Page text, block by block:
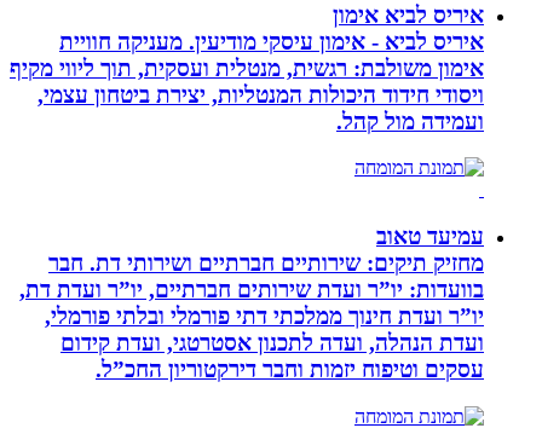
איריס לביא אימון
איריס לביא - אימון עיסקי מודיעין. מעניקה חוויית
אימון משולבת: רגשית, מנטלית ועסקית, תוך ליווי מקיף
ויסודי חידוד היכולות המנטליות, יצירת ביטחון עצמי,
ועמידה מול קהל.
עמיעד טאוב
מחזיק תיקים: שירותיים חברתיים ושירותי דת. חבר
בוועדות: יו”ר ועדת שירותים חברתיים, יו”ר ועדת דת,
יו”ר ועדת חינוך ממלכתי דתי פורמלי ובלתי פורמלי,
ועדת הנהלה, ועדה לתכנון אסטרטגי, ועדת קידום
עסקים וטיפוח יזמות וחבר דירקטוריון החכ”ל.